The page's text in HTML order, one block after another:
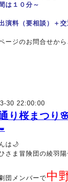
は１０分～
演料（要相談）＋交
ージのお問合せか
30 22:00:00
り桜まつり
は🌙
さま冒険団の綾羽
団メンバーで中